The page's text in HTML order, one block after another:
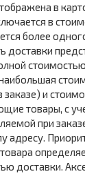
в
в
более
доставки
заказе) и
товары, с
при
адресу.
доставки.